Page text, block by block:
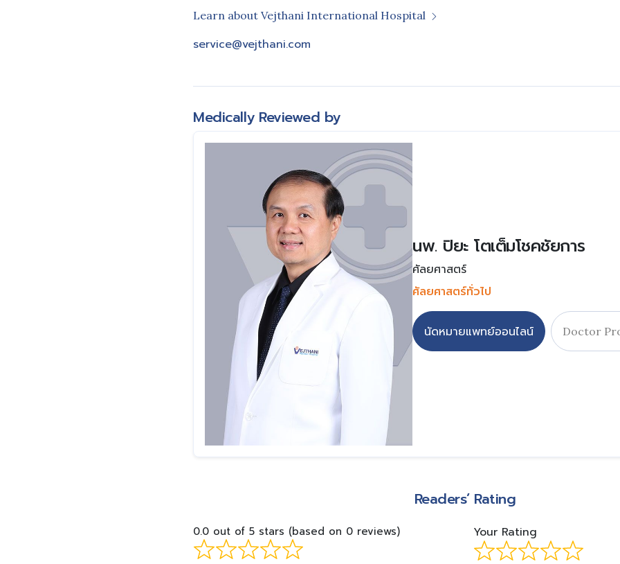
Learn about Vejthani International Hospital
service@vejthani.com
Medically Reviewed by
นพ. ปิยะ โตเต็มโชคชัยการ
ศัลยศาสตร์
ศัลยศาสตร์ทั่วไป
นัดหมายแพทย์ออนไลน์ Doctor
Readers’ Rating
0.0 out of 5 stars (based on 0 reviews) Your Rating